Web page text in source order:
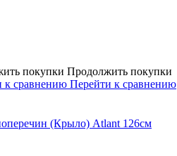
покупки Продолжить покупки
к сравнению Перейти к сравнению
(Крыло) Atlant 126см